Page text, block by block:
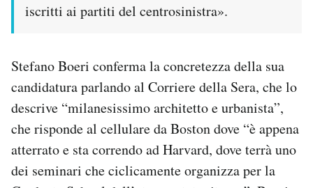
iscritti ai partiti del centrosinistra».
Stefano Boeri conferma la concretezza della sua
candidatura parlando al Corriere della Sera, che lo
descrive “milanesissimo architetto e urbanista”,
che risponde al cellulare da Boston dove “è appena
atterrato e sta correndo ad Harvard, dove terrà uno
dei seminari che ciclicamente organizza per la